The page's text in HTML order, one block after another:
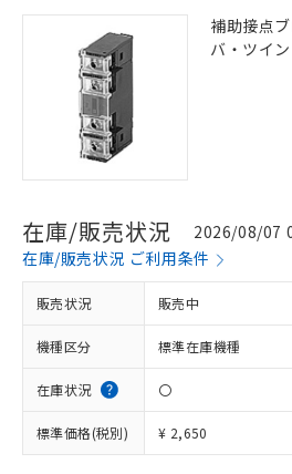
補助接点
バ・ツイ
在庫/販売状況
2026/08/07
在庫/販売状況 ご利用条件
販売状況 販売中
機種区分 標準在庫機種
在庫状況 〇
標準価格(税別) ¥ 2,650